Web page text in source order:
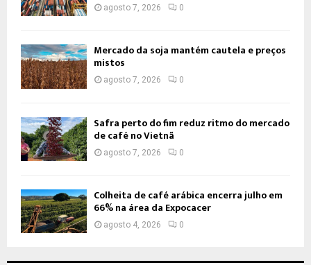
agosto 7, 2026 0
Mercado da soja mantém cautela e preços
mistos
agosto 7, 2026 0
Safra perto do fim reduz ritmo do mercado
de café no Vietnã
agosto 7, 2026 0
Colheita de café arábica encerra julho em
66% na área da Expocacer
agosto 4, 2026 0